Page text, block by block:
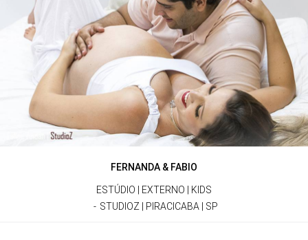
FERNANDA & FABIO
ESTÚDIO | EXTERNO | KIDS
STUDIOZ | PIRACICABA | SP